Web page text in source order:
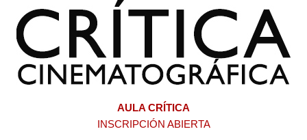
AULA CRÍTICA
INSCRIPCIÓN ABIERTA